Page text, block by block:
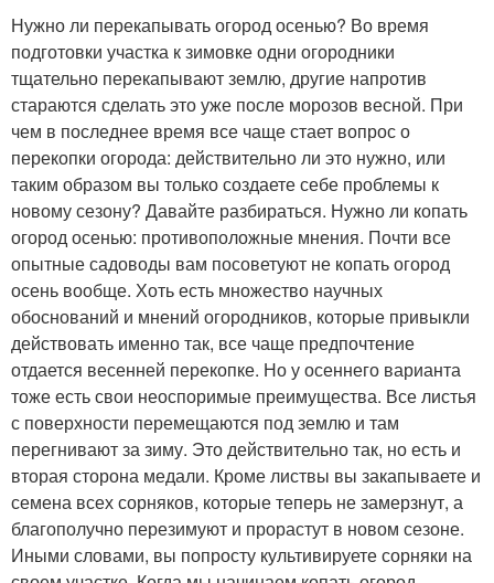
Нужно ли перекапывать огород осенью? Во время
подготовки участка к зимовке одни огородники
тщательно перекапывают землю, другие напротив
стараются сделать это уже после морозов весной. При
чем в последнее время все чаще стает вопрос о
перекопки огорода: действительно ли это нужно, или
таким образом вы только создаете себе проблемы к
новому сезону? Давайте разбираться. Нужно ли копать
огород осенью: противоположные мнения. Почти все
опытные садоводы вам посоветуют не копать огород
осень вообще. Хоть есть множество научных
обоснований и мнений огородников, которые привыкли
действовать именно так, все чаще предпочтение
отдается весенней перекопке. Но у осеннего варианта
тоже есть свои неоспоримые преимущества. Все листья
с поверхности перемещаются под землю и там
перегнивают за зиму. Это действительно так, но есть и
вторая сторона медали. Кроме листвы вы закапываете и
семена всех сорняков, которые теперь не замерзнут, а
благополучно перезимуют и прорастут в новом сезоне.
Иными словами, вы попросту культивируете сорняки на